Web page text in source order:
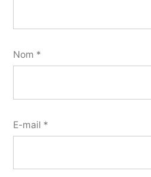
Nom *
E-mail *